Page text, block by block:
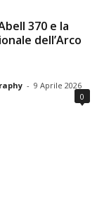
370 e la
dell’Arco
- 9 Aprile 2026
0